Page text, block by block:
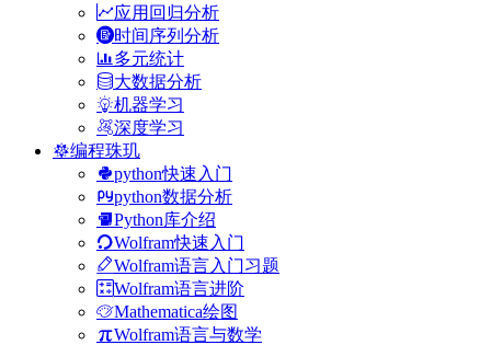
应用回归分析
时间序列分析
多元统计
大数据分析
机器学习
深度学习
编程珠玑
python快速入门
python数据分析
Python库介绍
Wolfram快速入门
Wolfram语言入门习题
Wolfram语言进阶
Mathematica绘图
Wolfram语言与数学